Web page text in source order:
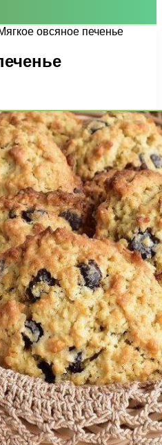
овсяное печенье